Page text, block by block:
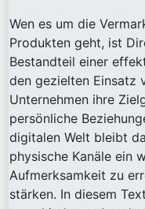
Wen es um die
Produkten geht, ist
Bestandteil einer
den gezielten Einsatz
Unternehmen ihre
persönliche
digitalen Welt bleibt
physische Kanäle ein
Aufmerksamkeit zu
stärken. In diesem